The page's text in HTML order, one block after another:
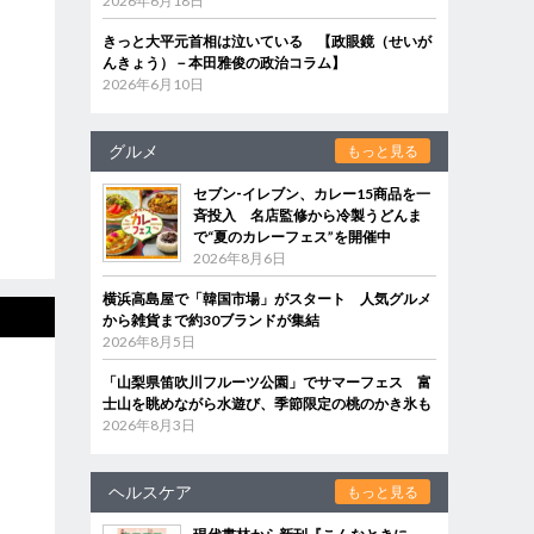
きっと大平元首相は泣いている 【政眼鏡（せいが
んきょう）－本田雅俊の政治コラム】
2026年6月10日
グルメ もっと見る
セブン‐イレブン、カレー15商品を一
斉投入 名店監修から冷製うどんま
で“夏のカレーフェス”を開催中
2026年8月6日
横浜高島屋で「韓国市場」がスタート 人気グルメ
から雑貨まで約30ブランドが集結
2026年8月5日
「山梨県笛吹川フルーツ公園」でサマーフェス 富
士山を眺めながら水遊び、季節限定の桃のかき氷も
2026年8月3日
ヘルスケア もっと見る